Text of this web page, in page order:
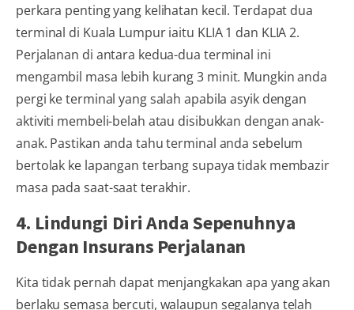
perkara penting yang kelihatan kecil. Terdapat dua
terminal di Kuala Lumpur iaitu KLIA 1 dan KLIA 2.
Perjalanan di antara kedua-dua terminal ini
mengambil masa lebih kurang 3 minit. Mungkin anda
pergi ke terminal yang salah apabila asyik dengan
aktiviti membeli-belah atau disibukkan dengan anak-
anak. Pastikan anda tahu terminal anda sebelum
bertolak ke lapangan terbang supaya tidak membazir
masa pada saat-saat terakhir.
4. Lindungi Diri Anda Sepenuhnya
Dengan Insurans Perjalanan
Kita tidak pernah dapat menjangkakan apa yang akan
berlaku semasa bercuti, walaupun segalanya telah